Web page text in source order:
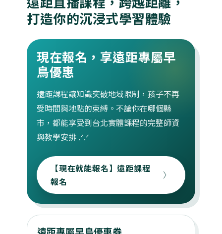
打造你的沉浸式學習體驗
現在報名，享遠距專屬早
鳥優惠
遠距課程讓知識突破地域限制，孩子不再
受時間與地點的束縛。不論你在哪個縣
市，都能享受到台北實體課程的完整師資
與教學安排 .ᐟ‪‪.ᐟ
【現在就能報名】遠距課程
報名
遠距專屬早鳥優惠券